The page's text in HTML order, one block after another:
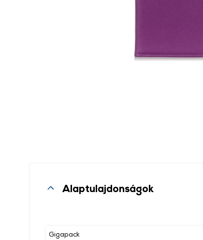
Alaptulajdonságok
Gigapack